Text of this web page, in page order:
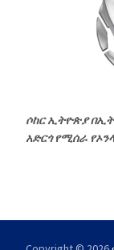
ሶከር ኢትዮጵያ
አድርጎ የሚሰራ